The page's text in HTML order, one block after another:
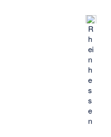
R
h
ei
n
h
e
s
s
e
n